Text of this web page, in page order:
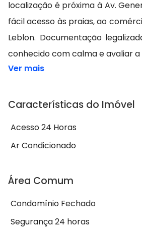
localização é próxima à Av.
fácil acesso às praias, ao
Leblon. Documentação
conhecido com calma e avaliar a
Ver mais
Características do Imóvel
Acesso 24 Horas
Ar Condicionado
Área Comum
Condomínio Fechado
Segurança 24 horas